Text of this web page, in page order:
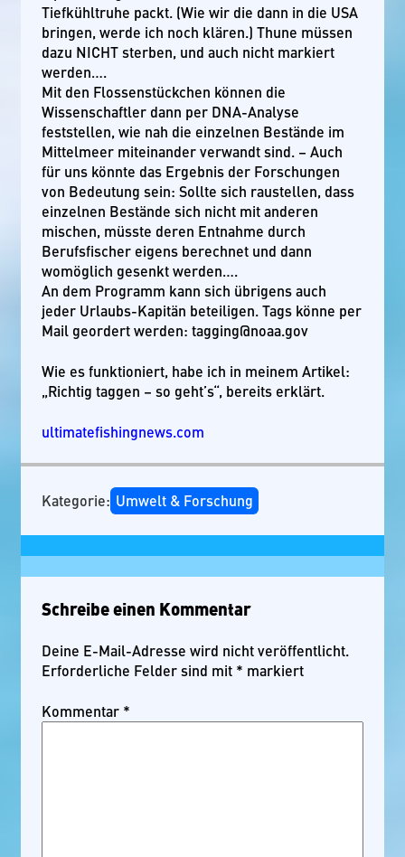
Tiefkühltruhe packt. (Wie wir die dann in die USA
bringen, werde ich noch klären.) Thune müssen
dazu NICHT sterben, und auch nicht markiert
werden….
Mit den Flossenstückchen können die
Wissenschaftler dann per DNA-Analyse
feststellen, wie nah die einzelnen Bestände im
Mittelmeer miteinander verwandt sind. – Auch
für uns könnte das Ergebnis der Forschungen
von Bedeutung sein: Sollte sich raustellen, dass
einzelnen Bestände sich nicht mit anderen
mischen, müsste deren Entnahme durch
Berufsfischer eigens berechnet und dann
womöglich gesenkt werden….
An dem Programm kann sich übrigens auch
jeder Urlaubs-Kapitän beteiligen. Tags könne per
Mail geordert werden: tagging@noaa.gov
Wie es funktioniert, habe ich in meinem Artikel:
„Richtig taggen – so geht’s“, bereits erklärt.
ultimatefishingnews.com
Kategorie: Umwelt & Forschung
Schreibe einen Kommentar
Deine E-Mail-Adresse wird nicht veröffentlicht.
Erforderliche Felder sind mit * markiert
Kommentar *